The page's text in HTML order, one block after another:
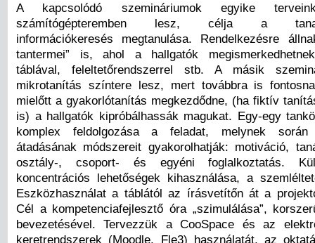
A kapcsolódó szemináriumok egyike
számítógépteremben lesz, célja a
információkeresés megtanulása. Rendelkezésre
tantermei” is, ahol a hallgatók
táblával, feleltetőrendszerrel stb. A másik
mikrotanítás színtere lesz, mert továbbra is
mielőtt a gyakorlótanítás megkezdődne, (ha fiktív
is) a hallgatók kipróbálhassák magukat. Egy-egy
komplex feldolgozása a feladat, melynek
átadásának módszereit gyakorolhatják: motiváció,
osztály-, csoport- és egyéni foglalkoztatás.
koncentrációs lehetőségek kihasználása, a
Eszközhasználat a táblától az írásvetítőn át a
Cél a kompetenciafejlesztő óra „szimulálása”,
bevezetésével. Tervezzük a CooSpace és az
keretrendszerek (Moodle, Fle3) használatát, az